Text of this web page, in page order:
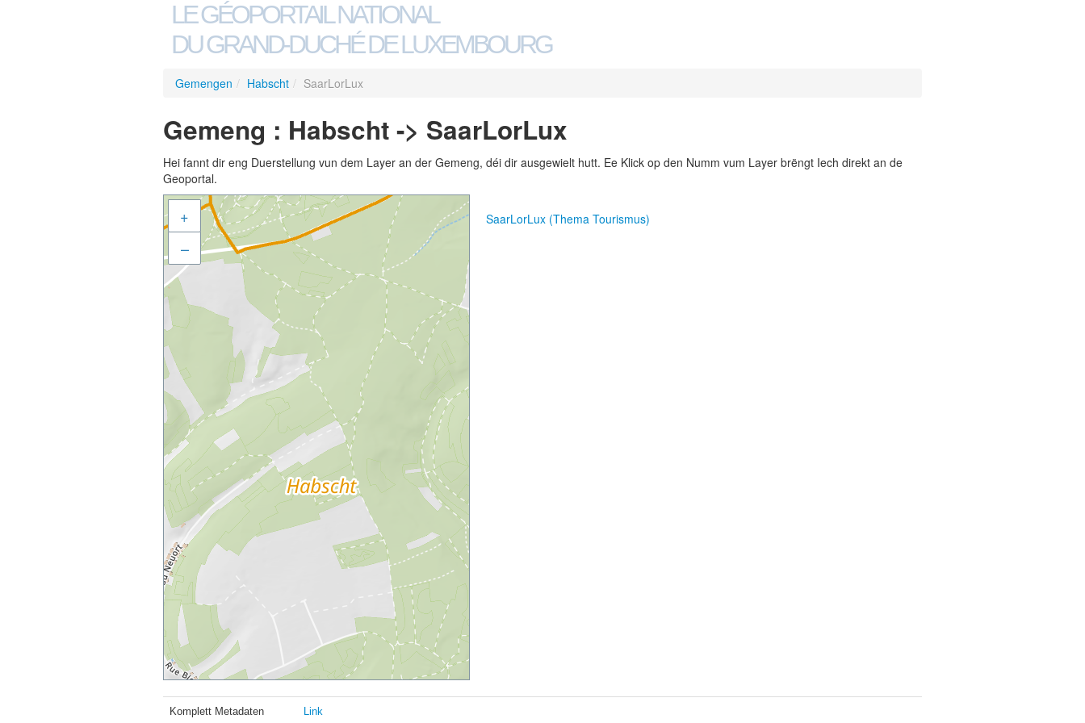
LE GÉOPORTAIL NATIONAL
DU GRAND-DUCHÉ DE LUXEMBOURG
Gemengen / Habscht / SaarLorLux
Gemeng : Habscht -> SaarLorLux
Hei fannt dir eng Duerstellung vun dem Layer an der Gemeng, déi dir ausgewielt hutt. Ee Klick op den Numm vum Layer brëngt Iech direkt an de
Geoportal.
+
–
SaarLorLux (Thema Tourismus)
Komplett Metadaten Link